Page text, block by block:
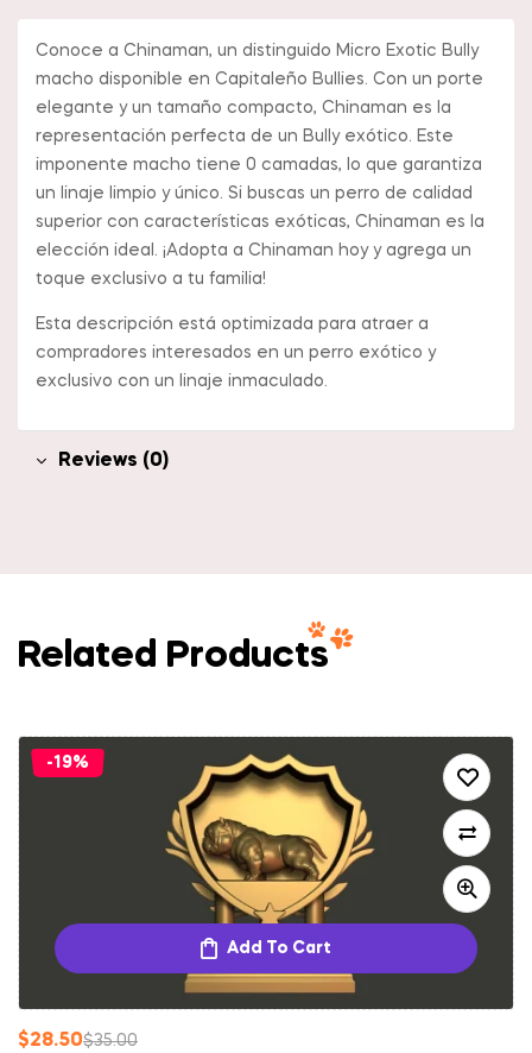
Conoce a Chinaman, un distinguido Micro Exotic Bully
macho disponible en Capitaleño Bullies. Con un porte
elegante y un tamaño compacto, Chinaman es la
representación perfecta de un Bully exótico. Este
imponente macho tiene 0 camadas, lo que garantiza
un linaje limpio y único. Si buscas un perro de calidad
superior con características exóticas, Chinaman es la
elección ideal. ¡Adopta a Chinaman hoy y agrega un
toque exclusivo a tu familia!
Esta descripción está optimizada para atraer a
compradores interesados en un perro exótico y
exclusivo con un linaje inmaculado.
Reviews (0)
Related Products
-19%
Add To Cart
$35.00
$28.50